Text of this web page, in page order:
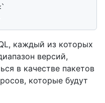
каждый из которых
версий,
в качестве пакетов
которые будут